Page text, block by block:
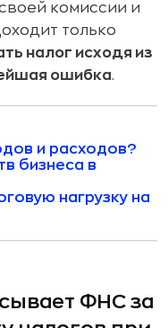
комиссии и
только
налог исходя из
ошибка.
и расходов?
бизнеса в
нагрузку на
ФНС за